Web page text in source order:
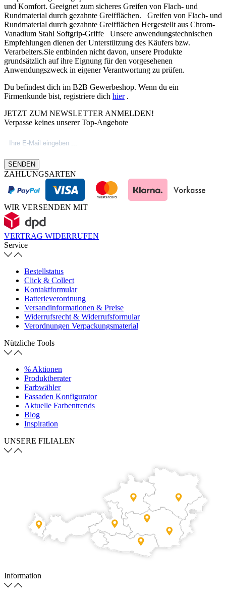
und Komfort. Geeignet zum sicheres Greifen von Flach- und
Rundmaterial durch gezahnte Greifflächen. Greifen von Flach- und
Rundmaterial durch gezahnte Greifflächen Hergestellt aus Chrom-
Vanadium Stahl Softgrip-Griffe Unsere anwendungstechnischen
Empfehlungen dienen der Unterstützung des Käufers bzw.
Verarbeiters.Sie entbinden nicht davon, unsere Produkte
grundsätzlich auf ihre Eignung für den vorgesehenen
Anwendungszweck in eigener Verantwortung zu prüfen.
Du befindest dich im B2B Gewerbeshop. Wenn du ein
Firmenkunde bist, registriere dich hier.
JETZT ZUM NEWSLETTER ANMELDEN!
Verpasse keines unserer Top-Angebote
SENDEN
ZAHLUNGSARTEN
WIR VERSENDEN MIT
VERTRAG WIDERRUFEN
Service
Bestellstatus
Click & Collect
Kontaktformular
Batterieverordnung
Versandinformationen & Preise
Widerrufsrecht & Widerrufsformular
Verordnungen Verpackungsmaterial
Nützliche Tools
% Aktionen
Produktberater
Farbwähler
Fassaden Konfigurator
Aktuelle Farbentrends
Blog
Inspiration
UNSERE FILIALEN
Information